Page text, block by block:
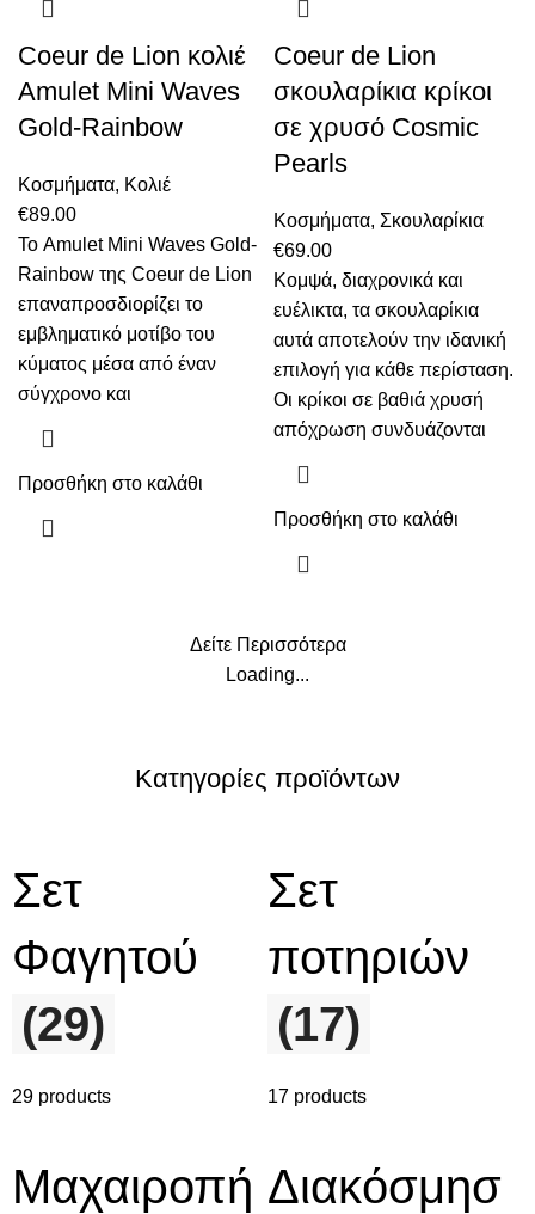
μπορούν
να
επιλεγούν
σελίδα
προϊόντος
Coeur de Lion κολιέ
Amulet Mini Waves
Gold-Rainbow
Κοσμήματα, Κολιέ
€89.00
Το Amulet Mini Waves Gold-
Rainbow της Coeur de Lion
επαναπροσδιορίζει το
εμβληματικό μοτίβο του
κύματος μέσα από έναν
σύγχρονο και
Προσθήκη στο καλάθι
Coeur de Lion
σκουλαρίκια κρίκοι
σε χρυσό Cosmic
Pearls
Κοσμήματα, Σκουλαρίκια
€69.00
Κομψά, διαχρονικά και
ευέλικτα, τα σκουλαρίκια
αυτά αποτελούν την ιδανική
επιλογή για κάθε περίσταση.
Οι κρίκοι σε βαθιά χρυσή
απόχρωση συνδυάζονται
Προσθήκη στο καλάθι
Δείτε Περισσότερα
Loading...
Κατηγορίες προϊόντων
Σετ
Φαγητού
(29)
29 products
Σετ
ποτηριών
(17)
17 products
Μαχαιροπή Διακόσμησ